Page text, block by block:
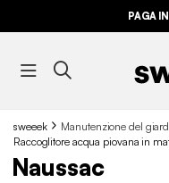
PAGA
sweeek Manutenzione del
Raccoglitore acqua piovana in
Naussac